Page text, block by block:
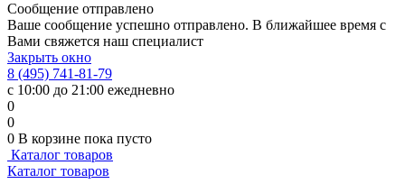
Сообщение отправлено
Ваше сообщение успешно отправлено. В ближайшее время с
Вами свяжется наш специалист
Закрыть окно
8 (495) 741-81-79
с 10:00 до 21:00 ежедневно
0
0
0 В корзине пока пусто
Каталог товаров
Каталог товаров